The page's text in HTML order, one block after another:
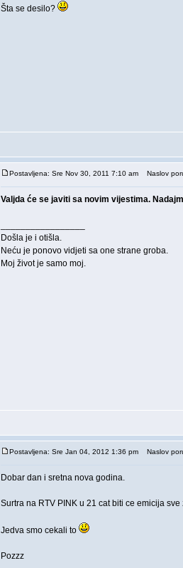
Šta se desilo?
Postavljena: Sre Nov 30, 2011 7:10 am Naslov
Valjda će se javiti sa novim vijestima.
Došla je i otišla.
Neću je ponovo vidjeti sa one strane groba.
Moj život je samo moj.
Postavljena: Sre Jan 04, 2012 1:36 pm Naslov
Dobar dan i sretna nova godina.
Surtra na RTV PINK u 21 cat biti ce emicija sve
Jedva smo cekali to
Pozzz